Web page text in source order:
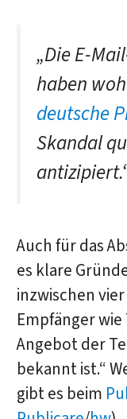
„Die E-
haben
deutsche
Skandal
Auch für das
es klare
inzwischen
Empfänger
Angebot der
bekannt ist.“
gibt es beim